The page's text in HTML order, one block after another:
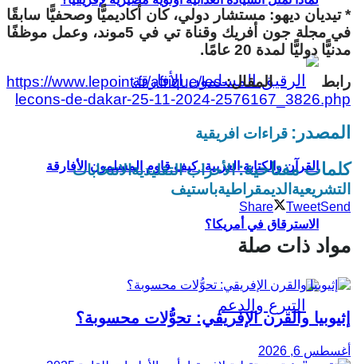
القرآن والكتابة العربية: كيف قاوم المسلمون الأفارقة
الاسترقاق في أمريكا؟
* تيديان ديهو: مستشار دولي، كان أكاديميًّا وصحفيًّا سابقًا
في مجلة جون أفريك وقناة تي في 5موند، وعمل موظفًا
مدنيًّا دوليًّا لمدة 20 عامًا.
رابط المقال:https://www.lepoint.fr/afrique/les-
lecons-de-dakar-25-11-2024-2576167_3826.php
المصدر: قراءات افريقية
كلمات مفتاحية:الأحزاب التقليديةالانتخابات
التشريعية الديمقراطيةباستيف
Share TweetSend
مواد ذات صلة
إثيوبيا والقرن الإفريقي: تحوُّلات محسوبة؟
أغسطس 6, 2026